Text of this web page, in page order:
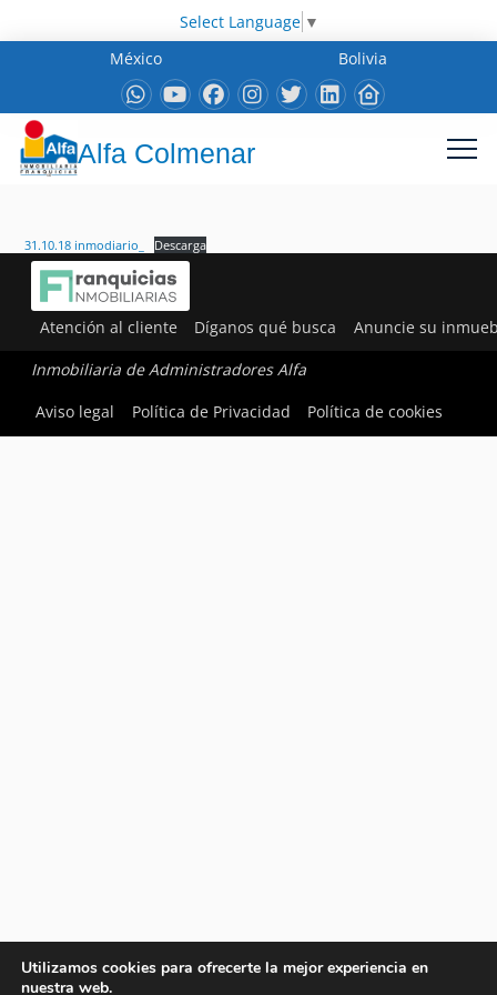
Select Language ▼
México
Bolivia
Alfa Colmenar
31.10.18 inmodiario_ Descarga
Atención al cliente Díganos qué busca Anuncie su
Inmobiliaria de Administradores Alfa
Aviso legal
Política de Privacidad Política de cookies
Utilizamos cookies para ofrecerte la mejor experiencia en
nuestra web.